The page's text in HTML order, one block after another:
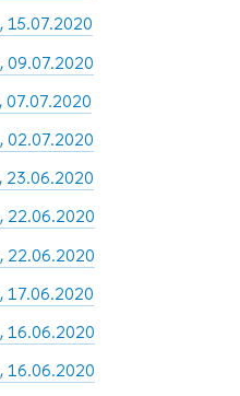
15.07.2020
09.07.2020
07.07.2020
02.07.2020
23.06.2020
22.06.2020
22.06.2020
17.06.2020
16.06.2020
16.06.2020